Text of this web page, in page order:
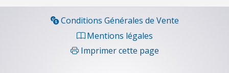
G
Conditions Générales de Vente
Mentions légales
Imprimer cette page